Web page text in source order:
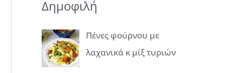
Δημοφιλή
Πένες φούρνου με
λαχανικά κ μίξ τυριών